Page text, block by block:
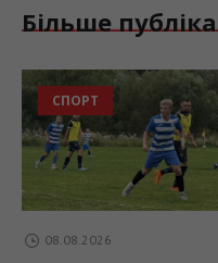
Більше
СПОРТ
08.08.2026